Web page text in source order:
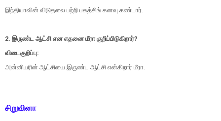
இந்தியாவின் விடுதலை பற்றி பகத்சிங் கனவு கண்டார்.
2. இருண்ட ஆட்சி என எதனை மீரா குறிப்பிடுகிறார்?
விடைகுறிப்பு:
அன்னியரின் ஆட்சியை இருண்ட ஆட்சி என்கிறார் மீரா.
சிறுவினா